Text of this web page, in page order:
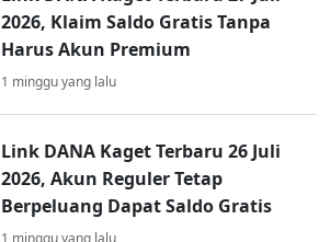
2026, Klaim Saldo Gratis Tanpa
Harus Akun Premium
1 minggu yang lalu
Link DANA Kaget Terbaru 26 Juli
2026, Akun Reguler Tetap
Berpeluang Dapat Saldo Gratis